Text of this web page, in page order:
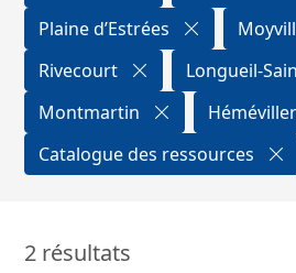
Plaine d’Estrées
Rivecourt
Longueil-
Montmartin
Catalogue des ressources
2 résultats